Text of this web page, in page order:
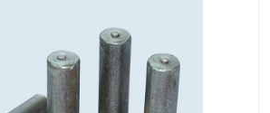
悬挑梁拉杆